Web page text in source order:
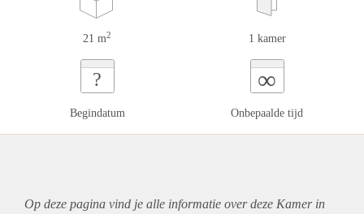
21 m2 1 kamer
?
Begindatum
∞
Onbepaalde tijd
Op deze pagina vind je alle informatie over deze Kamer in